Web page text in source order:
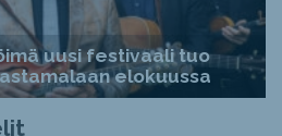
uusi festivaali tuo
elokuussa